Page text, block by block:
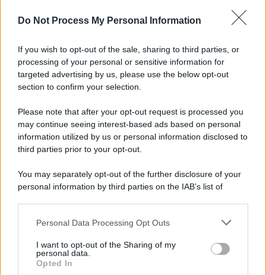
Do Not Process My Personal Information
If you wish to opt-out of the sale, sharing to third parties, or
processing of your personal or sensitive information for
targeted advertising by us, please use the below opt-out
section to confirm your selection.
Please note that after your opt-out request is processed you
may continue seeing interest-based ads based on personal
information utilized by us or personal information disclosed to
third parties prior to your opt-out.
You may separately opt-out of the further disclosure of your
personal information by third parties on the IAB’s list of
This information may also be disclosed by us to third parties
disclose it to other third parties.
Please note that this website/app uses one or more Google
Personal Data Processing Opt Outs
I want to opt-out of the Sharing of my
personal data.
Opted In
Il ricordo /Le radici di Francesco
Una domenica di settembre con Guccini nella sua casa a Pàvana,
tra ricordi del premio Tenco, la gara di disegni con Andrea
Pazienza sulle tovaglie di carta, il rapporto con i fan che
L'album /
"Timeless", il nuovo album postumo di Prince
racconta quattro decenni di creatività
L'inaugurazione /